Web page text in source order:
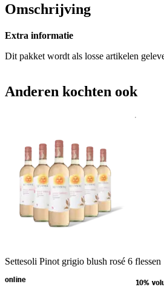
Omschrijving
Extra informatie
Dit pakket wordt als losse artikelen
Anderen kochten ook
Settesoli Pinot grigio blush rosé 6 flessen
online 10%